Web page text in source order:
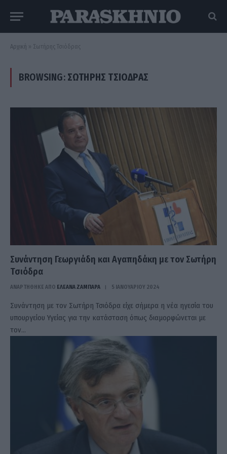
Αρχική » Σωτήρης Τσιόδρας
BROWSING: ΣΩΤΉΡΗΣ ΤΣΙΌΔΡΑΣ
Συνάντηση Γεωργιάδη και Αγαπηδάκη με τον Σωτήρη
Τσιόδρα
ΑΝΑΡΤΗΘΗΚΕ ΑΠΟ ΕΛΕΑΝΑ ΖΑΜΠΑΡΑ 5 ΙΑΝΟΥΑΡΊΟΥ 2024
Συνάντηση με τον Σωτήρη Τσιόδρα είχε σήμερα η νέα ηγεσία του
υπουργείου Υγείας για την κατάσταση όπως διαμορφώνεται με
τον…